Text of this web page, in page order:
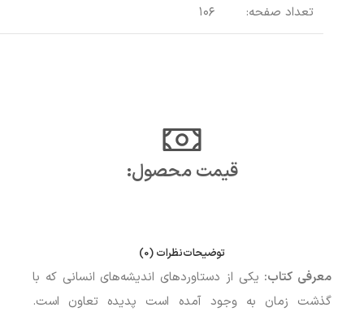
تعداد صفحه: ۱۰۶
قیمت محصول:​
توضیحاتنظرات (0)
معرفی کتاب: یکی از دستاوردهای اندیشه‌های انسانی که با
گذشت زمان به وجود آمده است پدیده تعاون است.